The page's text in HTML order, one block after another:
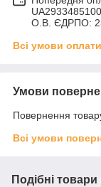
О.В. ЄДРПО:
Всі умови оплати
Умови
Повернення
Всі умови
Подібні товари